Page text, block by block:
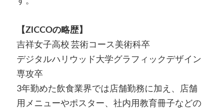
【ZICCOの略歴】
吉祥女子高校 芸術コース美術科卒
デジタルハリウッド大学グラフィックデザイン
専攻卒
3年勤めた飲食業界では店舗勤務に加え、店舗
用メニューやポスター、社内用教育冊子などの